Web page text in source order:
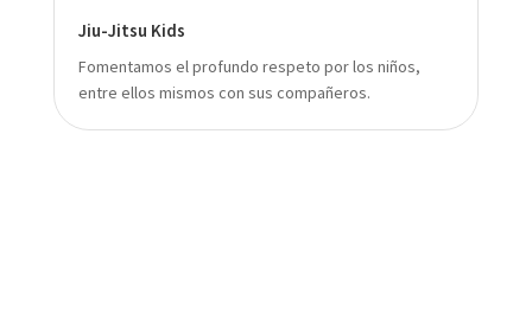
Jiu-Jitsu Kids
Fomentamos el profundo respeto por los niños,
entre ellos mismos con sus compañeros.